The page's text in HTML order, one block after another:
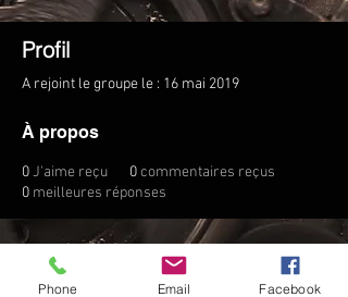
Profil
A rejoint le groupe le : 16 mai 2019
À propos
0J'aime reçu 0commentaires reçus
0 meilleures réponses
Phone Email Facebook